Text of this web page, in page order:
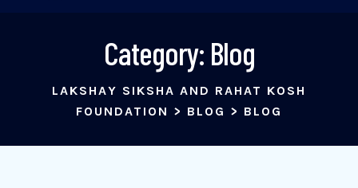
Category: Blog
LAKSHAY SIKSHA AND RAHAT KOSH
FOUNDATION > BLOG > BLOG